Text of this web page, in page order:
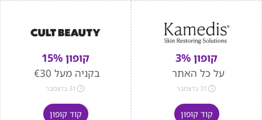
קופון 3%
על כל האתר
31 בדצמבר
קוד קופון
קופון 15%
בקניה מעל €30
31 בדצמבר
קוד קופון